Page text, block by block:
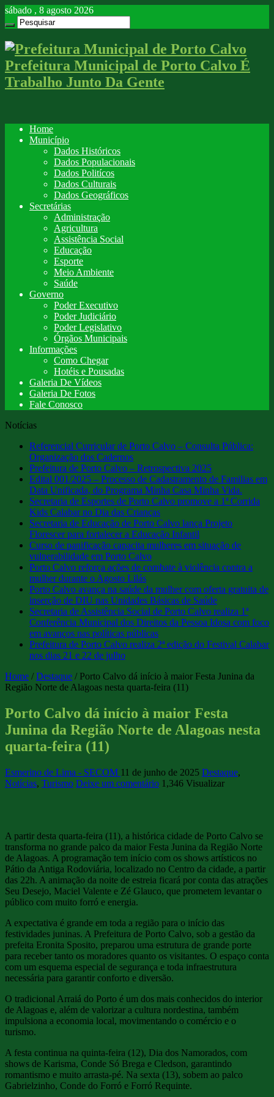
sábado , 8 agosto 2026
Prefeitura Municipal de Porto Calvo É
Trabalho Junto Da Gente
Home
Município
Dados Históricos
Dados Populacionais
Dados Politícos
Dados Culturais
Dados Geográficos
Secretárias
Administração
Agricultura
Assistência Social
Educação
Esporte
Meio Ambiente
Saúde
Governo
Poder Executivo
Poder Judiciário
Poder Legislativo
Órgãos Municipais
Informações
Como Chegar
Hotéis e Pousadas
Galeria De Vídeos
Galeria De Fotos
Fale Conosco
Notícias
Referencial Curricular de Porto Calvo – Consulta Pública:
Organização dos Cadernos
Prefeitura de Porto Calvo – Retrospectiva 2025
Edital 001/2025 – Processo de Cadastramento de Familias em
Data Unificada, do Programa Minha Casa Minha Vida.
Secretaria de Esportes de Porto Calvo promove a 1ª Corrida
Kids Calabar no Dia das Crianças
Secretaria de Educação de Porto Calvo lança Projeto
Florescer para fortalecer a Educação Infantil
Curso de panificação capacita mulheres em situação de
vulnerabilidade em Porto Calvo
Porto Calvo reforça ações de combate à violência contra a
mulher durante o Agosto Lilás
Porto Calvo avança na saúde da mulher com oferta gratuita de
inserção de DIU nas Unidades Básicas de Saúde
Secretaria de Assistência Social de Porto Calvo realiza 1ª
Conferência Municipal dos Direitos da Pessoa Idosa com foco
em avanços nas políticas públicas
Prefeitura de Porto Calvo realiza 2ª edição do Festival Calabar
nos dias 21 e 22 de julho
Home / Destaque / Porto Calvo dá início à maior Festa Junina da
Região Norte de Alagoas nesta quarta-feira (11)
Porto Calvo dá início à maior Festa
Junina da Região Norte de Alagoas nesta
quarta-feira (11)
Esmerino de Lima - SECOM 11 de junho de 2025 Destaque,
Notícias, Turismo Deixe um comentário 1,346 Visualizar
A partir desta quarta-feira (11), a histórica cidade de Porto Calvo se
transforma no grande palco da maior Festa Junina da Região Norte
de Alagoas. A programação tem início com os shows artísticos no
Pátio da Antiga Rodoviária, localizado no Centro da cidade, a partir
das 22h. A animação da noite de estreia ficará por conta das atrações
Seu Desejo, Maciel Valente e Zé Glauco, que prometem levantar o
público com muito forró e energia.
A expectativa é grande em toda a região para o início das
festividades juninas. A Prefeitura de Porto Calvo, sob a gestão da
prefeita Eronita Sposito, preparou uma estrutura de grande porte
para receber tanto os moradores quanto os visitantes. O espaço conta
com um esquema especial de segurança e toda infraestrutura
necessária para garantir conforto e diversão.
O tradicional Arraiá do Porto é um dos mais conhecidos do interior
de Alagoas e, além de valorizar a cultura nordestina, também
impulsiona a economia local, movimentando o comércio e o
turismo.
A festa continua na quinta-feira (12), Dia dos Namorados, com
shows de Karisma, Conde Só Brega e Cledson, garantindo
romantismo e muito arrasta-pé. Na sexta (13), sobem ao palco
Gabrielzinho, Conde do Forró e Forró Requinte.